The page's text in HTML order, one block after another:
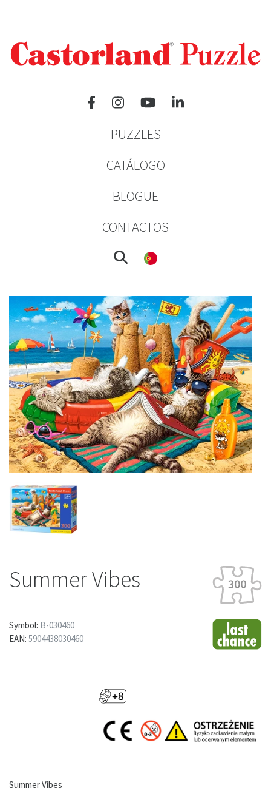
PUZZLES
CATÁLOGO
BLOGUE
CONTACTOS
Summer Vibes
Symbol: B-030460
EAN: 5904438030460
Summer Vibes